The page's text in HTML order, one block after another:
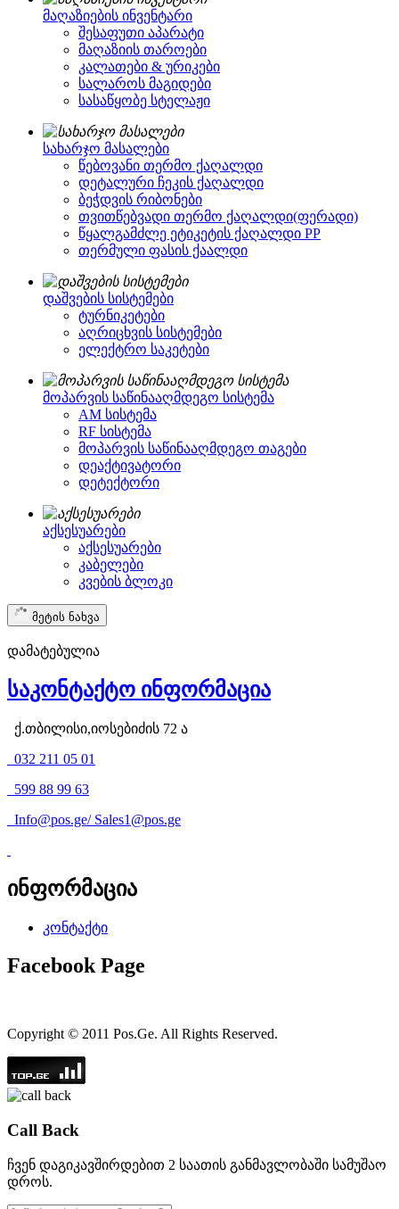
მაღაზიების ინვენტარი
შესაფუთი აპარატი
მაღაზიის თაროები
კალათები & ურიკები
სალაროს მაგიდები
სასაწყობე სტელაჟი
სახარჯო მასალები
წებოვანი თერმო ქაღალდი
დეტალური ჩეკის ქაღალდი
ბეჭდვის რიბონები
თვითწებვადი თერმო ქაღალდი(ფერადი)
წყალგამძლე ეტიკეტის ქაღალდი PP
თერმული ფასის ქაალდი
დაშვების სისტემები
ტურნიკეტები
აღრიცხვის სისტემები
ელექტრო საკეტები
მოპარვის საწინააღმდეგო სისტემა
AM სისტემა
RF სისტემა
მოპარვის საწინააღმდეგო თაგები
დეაქტივატორი
დეტექტორი
აქსესუარები
აქსესუარები
კაბელები
კვების ბლოკი
მეტის ნახვა
დამატებულია
საკონტაქტო ინფორმაცია
ქ.თბილისი,იოსებიძის 72 ა
032 211 05 01
599 88 99 63
Info@pos.ge/ Sales1@pos.ge
ინფორმაცია
კონტაქტი
Facebook Page
Copyright © 2011 Pos.Ge. All Rights Reserved.
Call Back
ჩვენ დაგიკავშირდებით 2 საათის განმავლობაში სამუშაო
დროს.